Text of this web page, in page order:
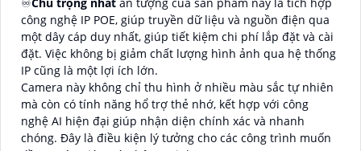
công nghệ IP POE, giúp truyền dữ liệu và nguồn điện qua
một dây cáp duy nhất, giúp tiết kiệm chi phí lắp đặt và cài
đặt. Việc không bị giảm chất lượng hình ảnh qua hệ thống
IP cũng là một lợi ích lớn.
Camera này không chỉ thu hình ở nhiều màu sắc tự nhiên
mà còn có tính năng hổ trợ thẻ nhớ, kết hợp với công
nghệ AI hiện đại giúp nhận diện chính xác và nhanh
chóng. Đây là điều kiện lý tưởng cho các công trình muốn